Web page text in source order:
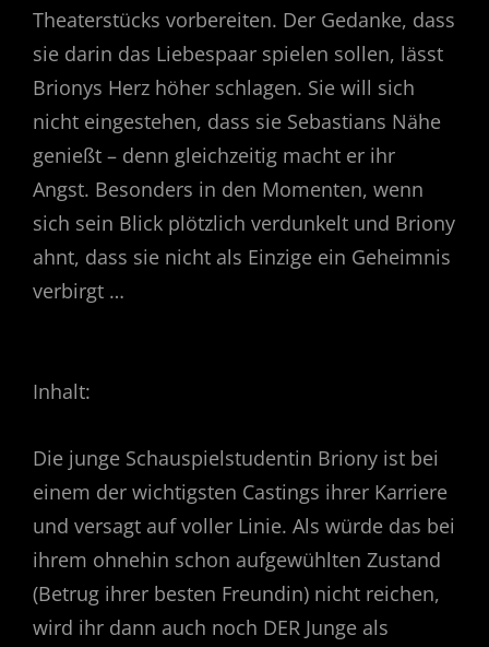
Theaterstücks vorbereiten. Der Gedanke, dass
sie darin das Liebespaar spielen sollen, lässt
Brionys Herz höher schlagen. Sie will sich
nicht eingestehen, dass sie Sebastians Nähe
genießt – denn gleichzeitig macht er ihr
Angst. Besonders in den Momenten, wenn
sich sein Blick plötzlich verdunkelt und Briony
ahnt, dass sie nicht als Einzige ein Geheimnis
verbirgt …
Inhalt:
Die junge Schauspielstudentin Briony ist bei
einem der wichtigsten Castings ihrer Karriere
und versagt auf voller Linie. Als würde das bei
ihrem ohnehin schon aufgewühlten Zustand
(Betrug ihrer besten Freundin) nicht reichen,
wird ihr dann auch noch DER Junge als